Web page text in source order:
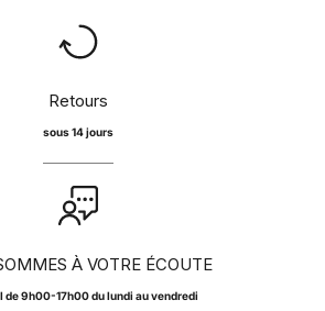
Retours
sous 14 jours
À VOTRE ÉCOUTE
de 9h00-17h00 du lundi au vendredi